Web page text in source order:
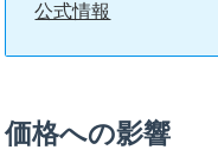
公式情報
価格への影響